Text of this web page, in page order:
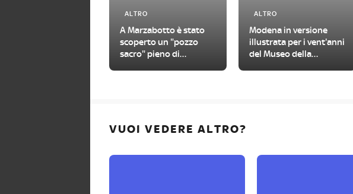
ALTRO
A Marzabotto è stato
scoperto un "pozzo
sacro" pieno di
ALTRO
Modena in versione
illustrata per i vent'anni
del Museo della
VUOI VEDERE ALTRO?